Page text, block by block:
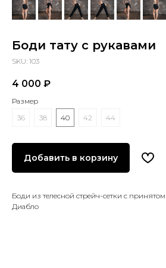
Боди тату с рукавами
SKU: 103
4 000 ₽
Размер
36
38 40 42 44
Добавить в корзину
Боди из телесной стрейч-сетки с
Диабло